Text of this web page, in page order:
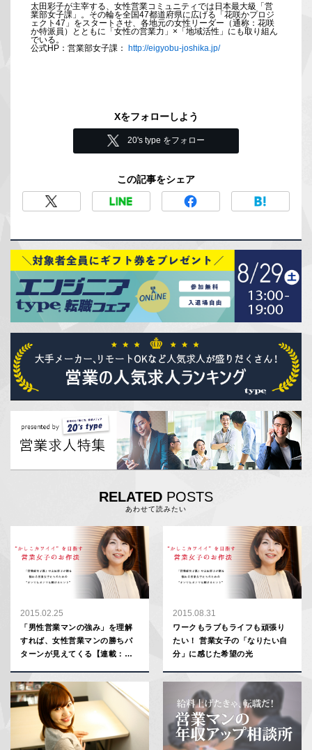
太田彩子が主宰する、女性営業コミュニティでは日本最大級「営
業部女子課」。その輪を全国47都道府県に広げる「花咲かプロジ
ェクト47」をスタートさせ、各地元の女性リーダー（通称：花咲
か特派員）とともに「女性の営業力」×「地域活性」にも取り組ん
でいる。
公式HP：営業部女子課：http://eigyobu-joshika.jp/
Xをフォローしよう
20's type をフォロー
この記事をシェア
RELATED POSTS
あわせて読みたい
2015.02.25
「男性営業マンの強み」を理解
すれば、女性営業マンの勝ちパ
ターンが見えてくる【連載：太
2015.08.31
ワークもラブもライフも頑張り
たい！ 営業女子の「なりたい自
分」に感じた希望の光